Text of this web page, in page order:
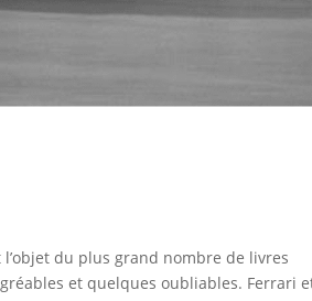
l’objet du plus grand nombre de livres
et quelques oubliables. Ferrari